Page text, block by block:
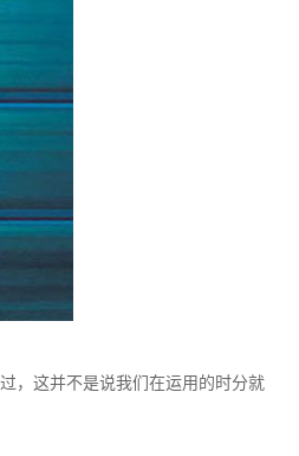
，这并不是说我们在运用的时分就